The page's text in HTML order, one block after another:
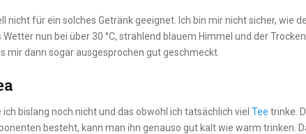
nicht für ein solches Getränk geeignet. Ich bin mir nicht sicher, wie
nun bei über 30 °C, strahlend blauem Himmel und der
mir dann sogar ausgesprochen gut geschmeckt.
bislang noch nicht und das obwohl ich tatsächlich viel Tee trinke.
besteht, kann man ihn genauso gut kalt wie warm trinken.